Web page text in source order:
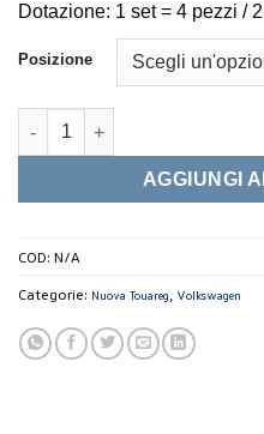
Dotazione: 1 set = 4 pezzi /
Posizione
Tappeti in Gomma Nuova
AGGIUNGI
COD: N/A
Categorie: Nuova Touareg Volkswagen